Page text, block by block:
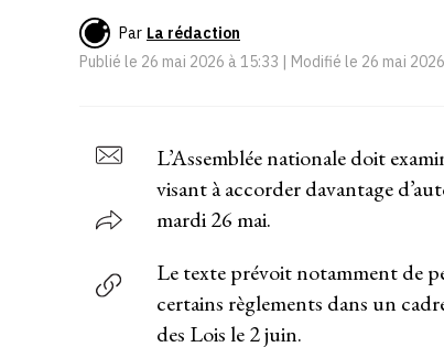
Par La rédaction
Publié le 26 mai 2026 à 15:33 | Modifié le 26 mai
L’Assemblée nationale doit
visant à accorder davantage
mardi 26 mai.
Le texte prévoit notamment de
certains règlements dans un
des Lois le 2 juin.